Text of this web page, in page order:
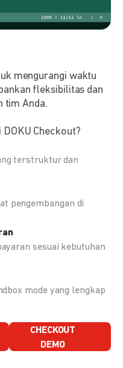
mengurangi waktu
fleksibilitas dan
tim Anda.
Checkout?
terstruktur dan
pengembangan di
sesuai kebutuhan
mode yang lengkap
CHECKOUT
DEMO